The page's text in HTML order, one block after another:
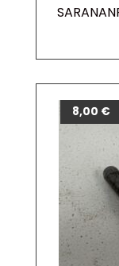
8,00 €